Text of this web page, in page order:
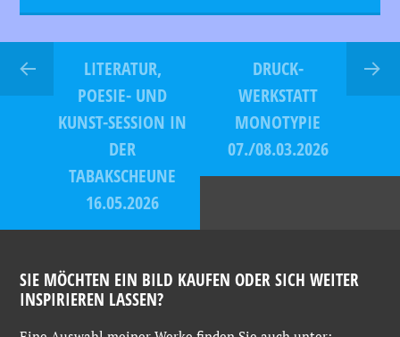
LITERATUR,
POESIE- UND
KUNST-SESSION IN
DER
TABAKSCHEUNE
16.05.2026
DRUCK-
WERKSTATT
MONOTYPIE
07./08.03.2026
SIE MÖCHTEN EIN BILD KAUFEN ODER SICH WEITER
INSPIRIEREN LASSEN?